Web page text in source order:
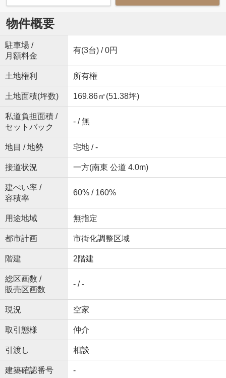
物件概要
駐車場 /
月額料金
有(3台) / 0円
土地権利 所有権
土地面積(坪数) 169.86㎡(51.38坪)
私道負担面積 /
セットバック
- / 無
地目 / 地勢 宅地 / -
接道状況 一方(南東 公道 4.0m)
建ぺい率 /
容積率
60% / 160%
用途地域 無指定
都市計画 市街化調整区域
階建 2階建
総区画数 /
販売区画数
- / -
現況 空家
取引態様 仲介
引渡し 相談
建築確認番号 -